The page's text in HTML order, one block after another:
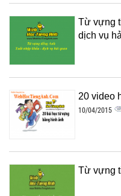
Từ vựng
dịch vụ
20 video
10/04/2015
Từ vựng